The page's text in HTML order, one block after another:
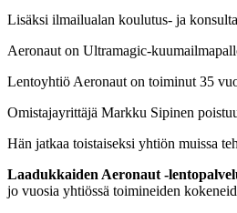
Lisäksi ilmailualan koulutus- ja
Aeronaut on Ultramagic-
Lentoyhtiö Aeronaut on toiminut 35
Omistajayrittäjä Markku Sipinen
Hän jatkaa toistaiseksi yhtiön muissa
Laadukkaiden Aeronaut -
jo vuosia yhtiössä toimineiden